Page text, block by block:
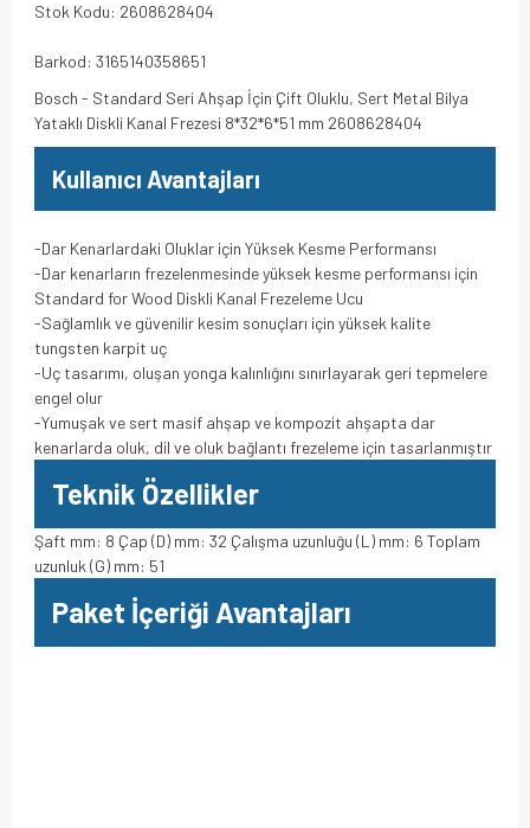
Stok Kodu: 2608628404
Barkod: 3165140358651
Bosch - Standard Seri Ahşap İçin Çift Oluklu, Sert Metal Bilya
Yataklı Diskli Kanal Frezesi 8*32*6*51 mm 2608628404
Kullanıcı Avantajları
-Dar Kenarlardaki Oluklar için Yüksek Kesme Performansı
-Dar kenarların frezelenmesinde yüksek kesme performansı için
Standard for Wood Diskli Kanal Frezeleme Ucu
-Sağlamlık ve güvenilir kesim sonuçları için yüksek kalite
tungsten karpit uç
-Uç tasarımı, oluşan yonga kalınlığını sınırlayarak geri tepmelere
engel olur
-Yumuşak ve sert masif ahşap ve kompozit ahşapta dar
kenarlarda oluk, dil ve oluk bağlantı frezeleme için tasarlanmıştır
Teknik Özellikler
Şaft mm: 8 Çap (D) mm: 32 Çalışma uzunluğu (L) mm: 6 Toplam
uzunluk (G) mm: 51
Paket İçeriği Avantajları